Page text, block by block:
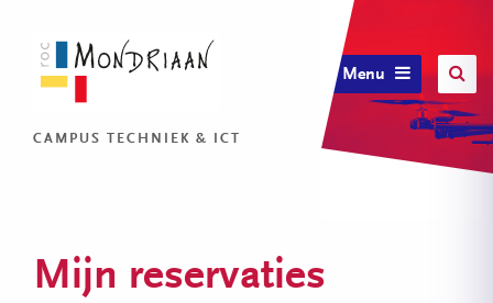
CAMPUS TECHNIEK & ICT
Menu
Mijn reservaties